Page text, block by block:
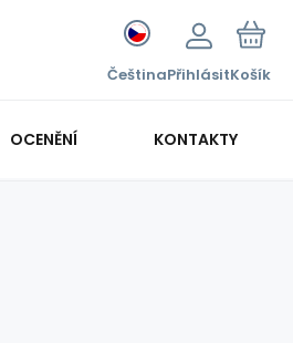
ČeštinaPřihlásitKošík
OCENĚNÍ KONTAKTY